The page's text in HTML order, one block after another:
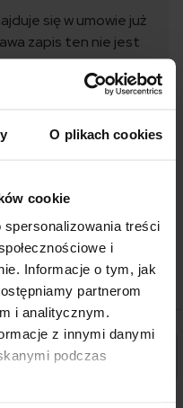
O plikach cookies
cookie
treści
i
Informacje o tym, jak
partnerom
i analitycznym.
z innymi danymi
podczas
się w umowie już
zapis ten nie jest
mówić jedynie w
umowy.